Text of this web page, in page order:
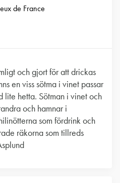
de France
och gjort för att drickas
en viss sötma i vinet passar
lite hetta. Sötman i vinet och
och hamnar i
som fördrink och
räkorna som tillreds